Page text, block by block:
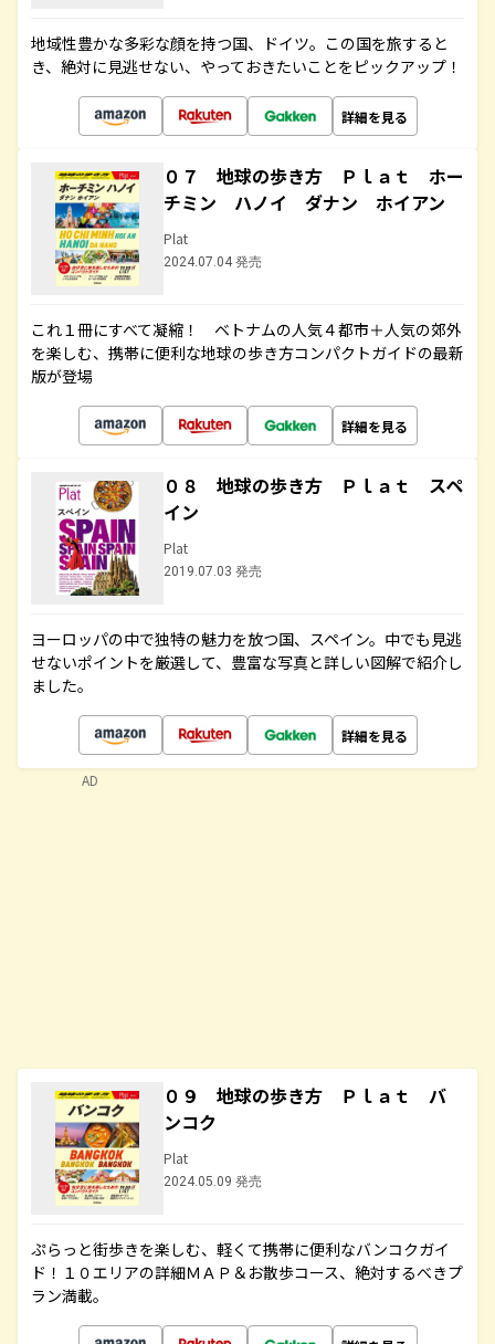
地域性豊かな多彩な顔を持つ国、ドイツ。この国を旅すると
き、絶対に見逃せない、やっておきたいことをピックアップ！
詳細を見る
０７ 地球の歩き方 Ｐｌａｔ ホー
チミン ハノイ ダナン ホイアン
Plat
2024.07.04 発売
これ１冊にすべて凝縮！ ベトナムの人気４都市＋人気の郊外
を楽しむ、携帯に便利な地球の歩き方コンパクトガイドの最新
版が登場
詳細を見る
０８ 地球の歩き方 Ｐｌａｔ スペ
イン
Plat
2019.07.03 発売
ヨーロッパの中で独特の魅力を放つ国、スペイン。中でも見逃
せないポイントを厳選して、豊富な写真と詳しい図解で紹介し
ました。
詳細を見る
０９ 地球の歩き方 Ｐｌａｔ バ
ンコク
Plat
2024.05.09 発売
ぷらっと街歩きを楽しむ、軽くて携帯に便利なバンコクガイ
ド！１０エリアの詳細ＭＡＰ＆お散歩コース、絶対するべきプ
ラン満載。
AD